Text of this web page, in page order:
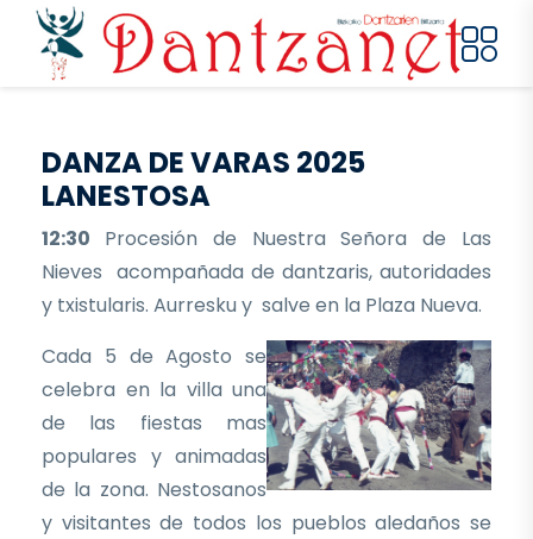
Pasar al contenido principal
DANZA DE VARAS 2025
LANESTOSA
12:30 Procesión de Nuestra Señora de Las
Nieves acompañada de dantzaris, autoridades
y txistularis. Aurresku y salve en la Plaza Nueva.
Cada 5 de Agosto se
celebra en la villa una
de las fiestas mas
populares y animadas
de la zona. Nestosanos
y visitantes de todos los pueblos aledaños se